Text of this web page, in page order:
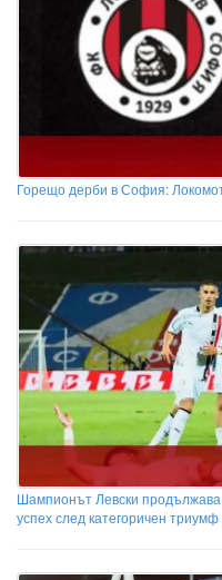
Горещо дерби в София:
Шампионът Левски
успех след категоричен